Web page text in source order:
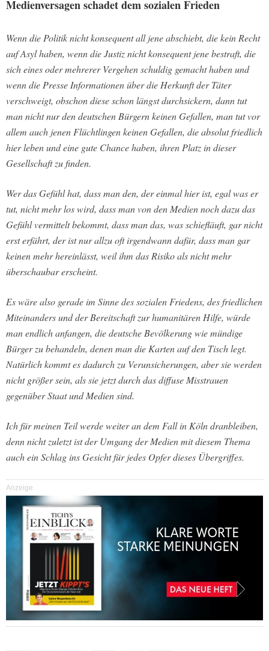
Medienversagen schadet dem sozialen Frieden
Wenn die Politik nicht konsequent all jene abschiebt, die kein Recht
auf Asyl haben, wenn die Justiz nicht konsequent jene bestraft, die
sich eines oder mehrerer Vergehen schuldig gemacht haben und
wenn die Presse Informationen über die Herkunft der Täter
verschweigt, obschon diese schon längst durchsickern, dann tut
man nicht nur den deutschen Bürgern keinen Gefallen, man tut vor
allem auch jenen Flüchtlingen keinen Gefallen, die absolut friedlich
hier leben und eine gute Chance haben, ihren Platz in dieser
Gesellschaft zu finden.
Wer das Gefühl hat, dass man den, der einmal hier ist, egal was er
tut, nicht mehr los wird, dass man von den Medien noch dazu das
Gefühl vermittelt bekommt, dass man das, was schiefläuft, gar nicht
erst erfährt, der ist nur allzu oft irgendwann dafür, dass man gar
keinen mehr hereinlässt, weil ihm das Risiko als nicht mehr
überschaubar erscheint.
Es wäre also gerade im Sinne des sozialen Friedens, des friedlichen
Miteinanders und der Bereitschaft zur humanitären Hilfe, würde
man endlich anfangen, die deutsche Bevölkerung wie mündige
Bürger zu behandeln, denen man die Karten auf den Tisch legt.
Natürlich kommt es dadurch zu Verunsicherungen, aber sie werden
nicht größer sein, als sie jetzt durch das diffuse Misstrauen
gegenüber Staat und Medien sind.
Ich für meinen Teil werde weiter an dem Fall in Köln dranbleiben,
denn nicht zuletzt ist der Umgang der Medien mit diesem Thema
auch ein Schlag ins Gesicht für jedes Opfer dieses Übergriffes.
Anzeige